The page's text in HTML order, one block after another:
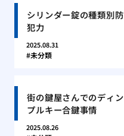
シリンダー錠の種類別防
犯力
2025.08.31
未分類
街の鍵屋さんでのディン
プルキー合鍵事情
2025.08.26